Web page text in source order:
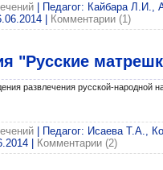
| Педагог: Кайбара Л.И.,
Комментарии (1)
"Русские
развлечения русской-народной
| Педагог: Исаева Т.А.,
Комментарии (2)